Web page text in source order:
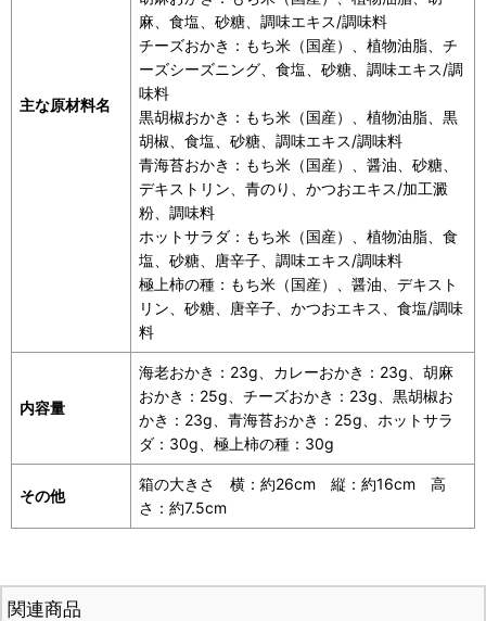
主な原材料名
麻、食塩、砂糖、調味エキス/調味料
チーズおかき：もち米（国産）、植物油脂、チ
ーズシーズニング、食塩、砂糖、調味エキス/調
味料
黒胡椒おかき：もち米（国産）、植物油脂、黒
胡椒、食塩、砂糖、調味エキス/調味料
青海苔おかき：もち米（国産）、醤油、砂糖、
デキストリン、青のり、かつおエキス/加工澱
粉、調味料
ホットサラダ：もち米（国産）、植物油脂、食
塩、砂糖、唐辛子、調味エキス/調味料
極上柿の種：もち米（国産）、醤油、デキスト
リン、砂糖、唐辛子、かつおエキス、食塩/調味
料
内容量
海老おかき：23g、カレーおかき：23g、胡麻
おかき：25g、チーズおかき：23g、黒胡椒お
かき：23g、青海苔おかき：25g、ホットサラ
ダ：30g、極上柿の種：30g
その他
箱の大きさ 横：約26cm 縦：約16cm 高
さ：約7.5cm
関連商品